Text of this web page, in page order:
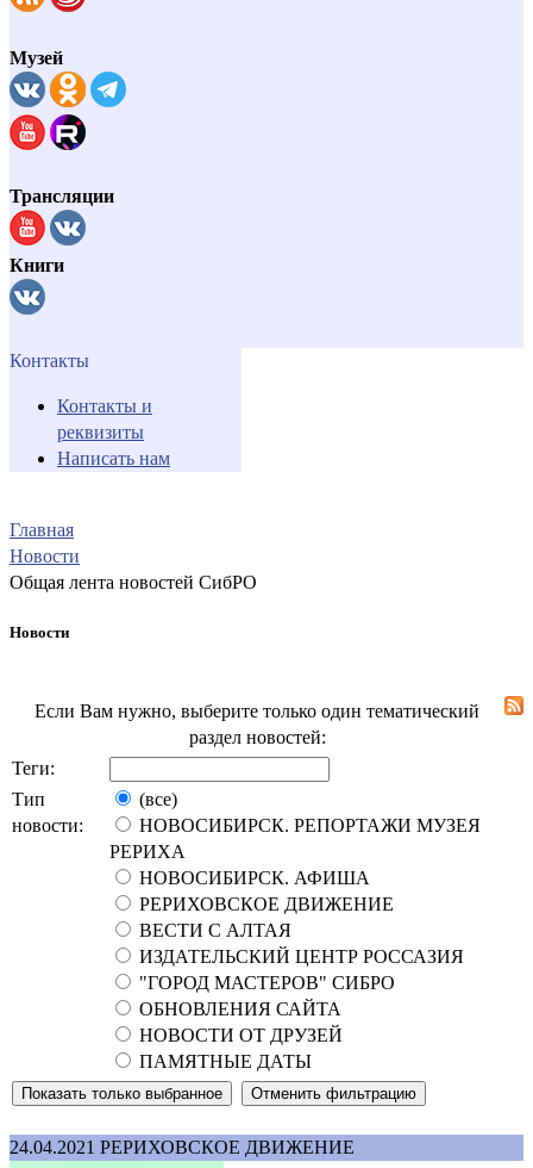
Музей
Трансляции
Книги
Контакты
Контакты и
реквизиты
Написать нам
Главная
Новости
Общая лента новостей СибРО
Новости
Если Вам нужно, выберите только один тематический
раздел новостей:
Теги:
Тип
новости:
(все)
НОВОСИБИРСК. РЕПОРТАЖИ МУЗЕЯ
РЕРИХА
НОВОСИБИРСК. АФИША
РЕРИХОВСКОЕ ДВИЖЕНИЕ
ВЕСТИ С АЛТАЯ
ИЗДАТЕЛЬСКИЙ ЦЕНТР РОССАЗИЯ
"ГОРОД МАСТЕРОВ" СИБРО
ОБНОВЛЕНИЯ САЙТА
НОВОСТИ ОТ ДРУЗЕЙ
ПАМЯТНЫЕ ДАТЫ
24.04.2021 РЕРИХОВСКОЕ ДВИЖЕНИЕ